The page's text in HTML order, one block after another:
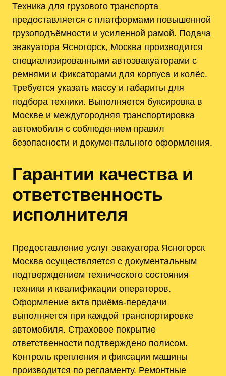
Техника для грузового транспорта
предоставляется с платформами повышенной
грузоподъёмности и усиленной рамой. Подача
эвакуатора Ясногорск, Москва производится
специализированными автоэвакуаторами с
ремнями и фиксаторами для корпуса и колёс.
Требуется указать массу и габариты для
подбора техники. Выполняется буксировка в
Москве и междугородняя транспортировка
автомобиля с соблюдением правил
безопасности и документального оформления.
Гарантии качества и
ответственность
исполнителя
Предоставление услуг эвакуатора Ясногорск
Москва осуществляется с документальным
подтверждением технического состояния
техники и квалификации операторов.
Оформление акта приёма-передачи
выполняется при каждой транспортировке
автомобиля. Страховое покрытие
ответственности подтверждено полисом.
Контроль крепления и фиксации машины
производится по регламенту. Ремонтные